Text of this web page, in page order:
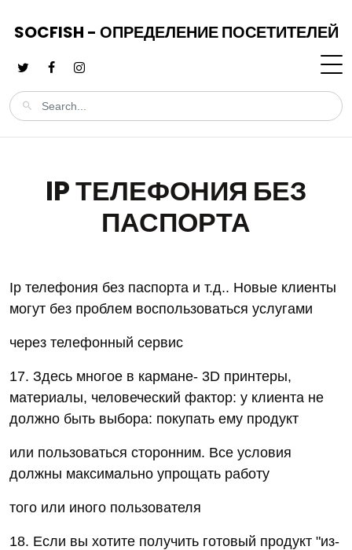
SOCFISH - ОПРЕДЕЛЕНИЕ ПОСЕТИТЕЛЕЙ
IP ТЕЛЕФОНИЯ БЕЗ
ПАСПОРТА
Ip телефония без паспорта и т.д.. Новые клиенты
могут без проблем воспользоваться услугами
через телефонный сервис
17. Здесь многое в кармане- 3D принтеры,
материалы, человеческий фактор: у клиента не
должно быть выбора: покупать ему продукт
или пользоваться сторонним. Все условия
должны максимально упрощать работу
того или иного пользователя
18. Если вы хотите получить готовый продукт "из-